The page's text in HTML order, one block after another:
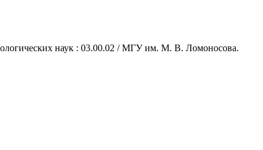
наук : 03.00.02 / МГУ им. М. В. Ломоносова.